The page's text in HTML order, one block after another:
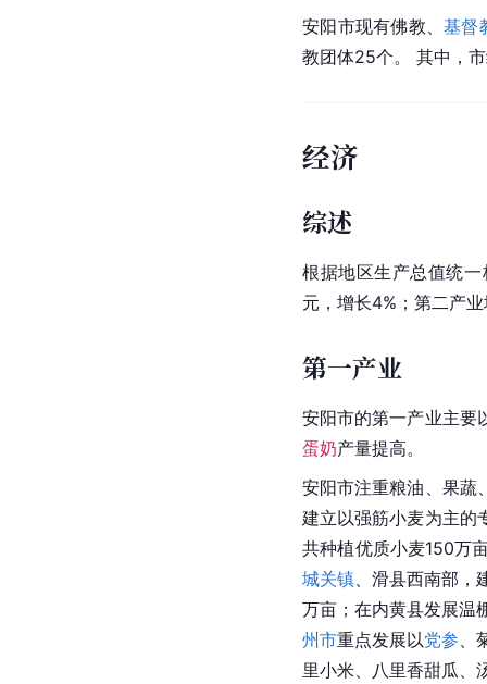
安阳市现有佛教、基督
教团体25个。 其中，
经济
综述
根据地区生产总值统
元，增长4%；第二产
第一产业
安阳市的第一产业主要
蛋奶产量提高。
安阳市注重粮油、果蔬
建立以强筋小麦为主的
共种植优质小麦150万
城关镇、滑县西南部，
万亩；在内黄县发展温
州市重点发展以党参、
里小米、八里香甜瓜、